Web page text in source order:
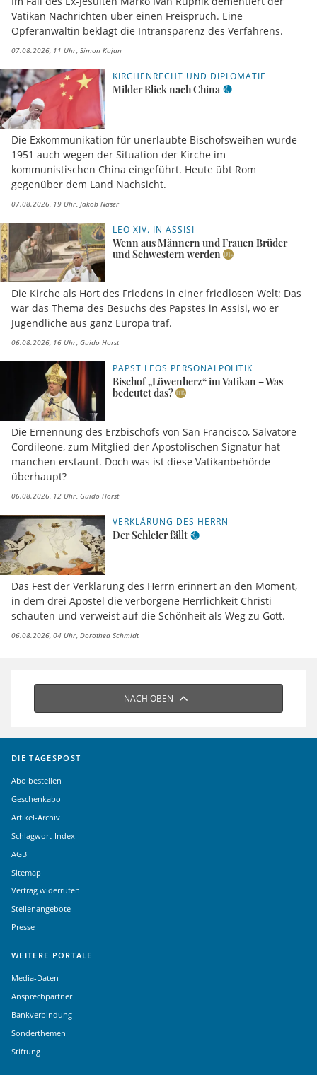
Vatikan Nachrichten über einen Freispruch. Eine
Opferanwältin beklagt die Intransparenz des Verfahrens.
07.08.2026, 11 Uhr Simon Kajan
KIRCHENRECHT UND DIPLOMATIE
Milder Blick nach China
Die Exkommunikation für unerlaubte Bischofsweihen wurde
1951 auch wegen der Situation der Kirche im
kommunistischen China eingeführt. Heute übt Rom
gegenüber dem Land Nachsicht.
07.08.2026, 19 Uhr Jakob Naser
LEO XIV. IN ASSISI
Wenn aus Männern und Frauen Brüder
und Schwestern werden
Die Kirche als Hort des Friedens in einer friedlosen Welt: Das
war das Thema des Besuchs des Papstes in Assisi, wo er
Jugendliche aus ganz Europa traf.
06.08.2026, 16 Uhr Guido Horst
PAPST LEOS PERSONALPOLITIK
Bischof „Löwenherz“ im Vatikan – Was
bedeutet das?
Die Ernennung des Erzbischofs von San Francisco, Salvatore
Cordileone, zum Mitglied der Apostolischen Signatur hat
manchen erstaunt. Doch was ist diese Vatikanbehörde
überhaupt?
06.08.2026, 12 Uhr Guido Horst
VERKLÄRUNG DES HERRN
Der Schleier fällt
Das Fest der Verklärung des Herrn erinnert an den Moment,
in dem drei Apostel die verborgene Herrlichkeit Christi
schauten und verweist auf die Schönheit als Weg zu Gott.
06.08.2026, 04 Uhr Dorothea Schmidt
NACH OBEN
DIE TAGESPOST
Abo bestellen
Geschenkabo
Artikel-Archiv
Schlagwort-Index
AGB
Sitemap
Vertrag widerrufen
Stellenangebote
Presse
WEITERE PORTALE
Media-Daten
Ansprechpartner
Bankverbindung
Sonderthemen
Stiftung